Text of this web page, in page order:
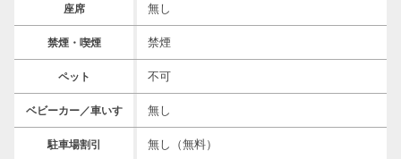
座席 無し
禁煙・喫煙 禁煙
ペット 不可
ベビーカー／車いす 無し
駐車場割引 無し（無料）